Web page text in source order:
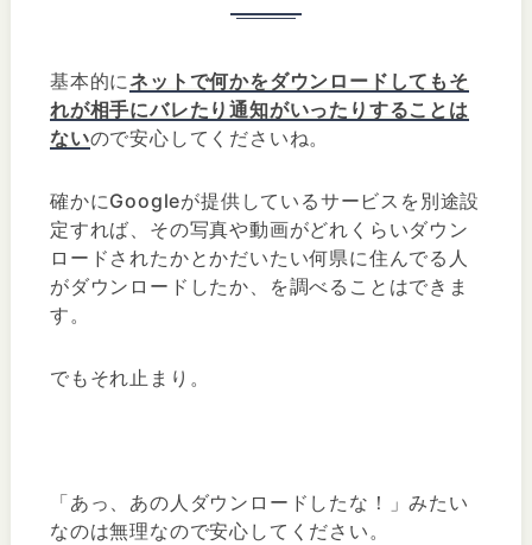
基本的にネットで何かをダウンロードしてもそ
れが相手にバレたり通知がいったりすることは
ないので安心してくださいね。
確かにGoogleが提供しているサービスを別途設
定すれば、その写真や動画がどれくらいダウン
ロードされたかとかだいたい何県に住んでる人
がダウンロードしたか、を調べることはできま
す。
でもそれ止まり。
「あっ、あの人ダウンロードしたな！」みたい
なのは無理なので安心してください。